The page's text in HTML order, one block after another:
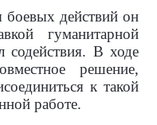
действий он
гуманитарной
содействия. В ходе
решение,
к такой
работе.